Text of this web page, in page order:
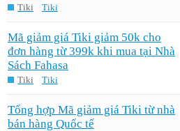
Tiki Tiki
Mã giảm giá Tiki giảm 50k cho
đơn hàng từ 399k khi mua tại Nhà
Sách Fahasa
Tiki Tiki
Tổng hợp Mã giảm giá Tiki từ nhà
bán hàng Quốc tế